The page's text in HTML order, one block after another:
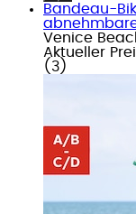
Bandeau-
Venice
Aktueller
( 3 )